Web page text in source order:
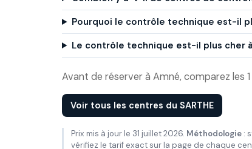
Pourquoi le contrôle technique est-il
Le contrôle technique est-il plus cher
Avant de réserver à Amné, comparez
Voir tous les centres du SARTHE
Prix mis à jour le 31 juillet 2026. Méthodologie :
vérifiez le tarif exact sur la page de chaque